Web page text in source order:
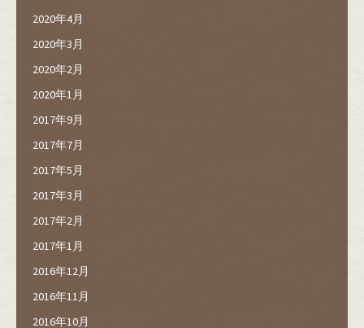
2020年4月
2020年3月
2020年2月
2020年1月
2017年9月
2017年7月
2017年5月
2017年3月
2017年2月
2017年1月
2016年12月
2016年11月
2016年10月